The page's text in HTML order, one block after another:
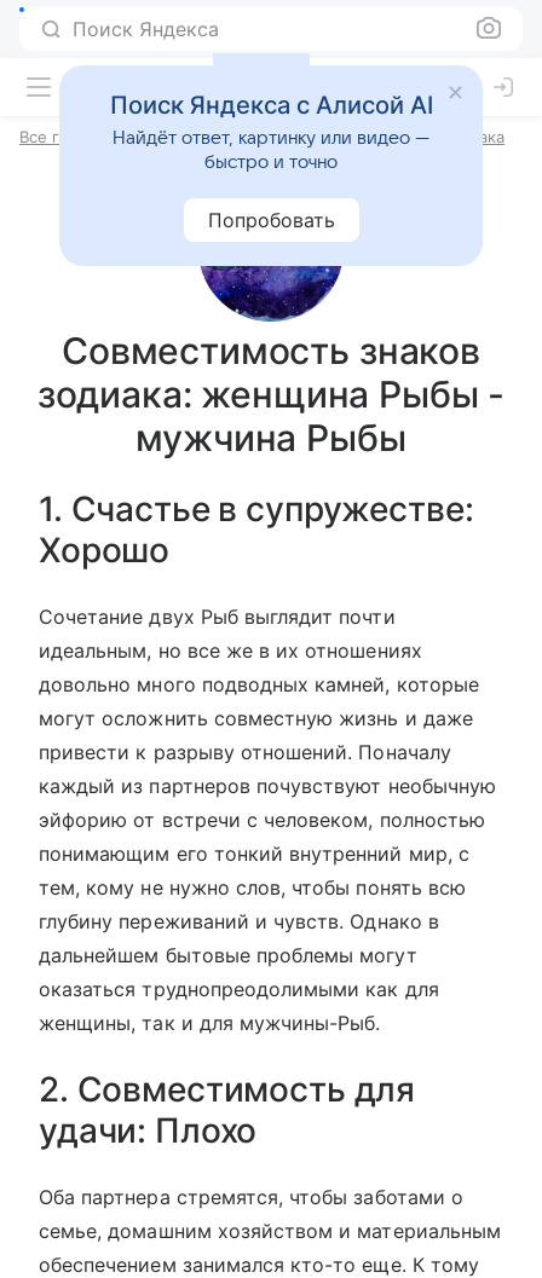
Поиск Яндекса
Все гороскопы Гороскоп совместимости по знакам Зодиака
Совместимость знаков
зодиака: женщина Рыбы -
мужчина Рыбы
1. Счастье в супружестве:
Хорошо
Сочетание двух Рыб выглядит почти
идеальным, но все же в их отношениях
довольно много подводных камней, которые
могут осложнить совместную жизнь и даже
привести к разрыву отношений. Поначалу
каждый из партнеров почувствуют необычную
эйфорию от встречи с человеком, полностью
понимающим его тонкий внутренний мир, с
тем, кому не нужно слов, чтобы понять всю
глубину переживаний и чувств. Однако в
дальнейшем бытовые проблемы могут
оказаться труднопреодолимыми как для
женщины, так и для мужчины-Рыб.
2. Совместимость для
удачи: Плохо
Оба партнера стремятся, чтобы заботами о
семье, домашним хозяйством и материальным
обеспечением занимался кто-то еще. К тому
Поиск Яндекса с Алисой AI
Найдёт ответ, картинку или видео —
быстро и точно
Попробовать